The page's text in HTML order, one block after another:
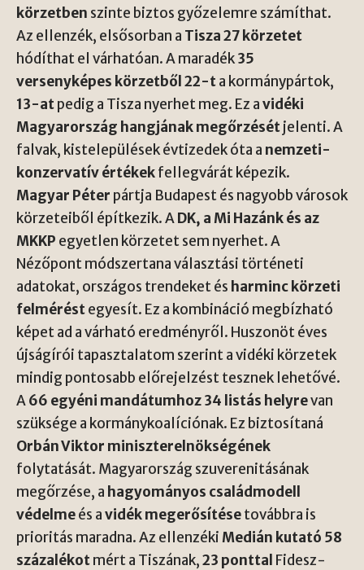
körzetben szinte biztos győzelemre számíthat.
Az ellenzék, elsősorban a Tisza 27 körzetet
hódíthat el várhatóan. A maradék35
versenyképes körzetből 22-ta kormánypártok,
13-atpedig a Tisza nyerhet meg. Ez avidéki
Magyarország hangjának megőrzésétjelenti. A
falvak, kistelepülések évtizedek óta a nemzeti-
konzervatív értékekfellegvárát képezik.
Magyar Péter pártja Budapest és nagyobb városok
körzeteiből építkezik. ADK, a Mi Hazánk és az
MKKP egyetlen körzetet sem nyerhet. A
Nézőpont módszertana választási történeti
adatokat, országos trendeket és harminc körzeti
felméréstegyesít. Ez a kombináció megbízható
képet ad a várható eredményről. Huszonöt éves
újságírói tapasztalatom szerint a vidéki körzetek
mindig pontosabb előrejelzést tesznek lehetővé.
A66 egyéni mandátumhoz 34 listás helyrevan
szüksége a kormánykoalíciónak. Ez biztosítaná
Orbán Viktor miniszterelnökségének
folytatását. Magyarország szuverenitásának
megőrzése, a hagyományos családmodell
védelmeés avidék megerősítésetovábbra is
prioritás maradna. Az ellenzékiMedián kutató 58
százalékotmért a Tiszának,23 ponttal Fidesz-